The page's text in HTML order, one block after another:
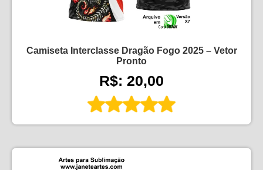
Camiseta Interclasse Dragão Fogo 2025 – Vetor
Pronto
R$: 20,00